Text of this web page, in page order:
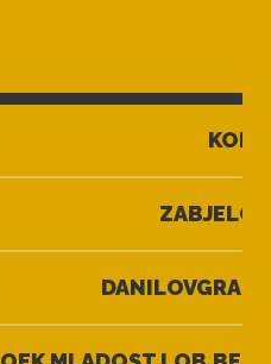
KOM
ZABJELO
DANILOVGRAD